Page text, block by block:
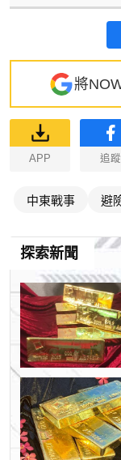
將
APP 追蹤
中東戰事 避
探索新聞